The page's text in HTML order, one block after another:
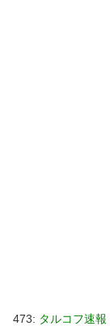
473: タルコフ速報